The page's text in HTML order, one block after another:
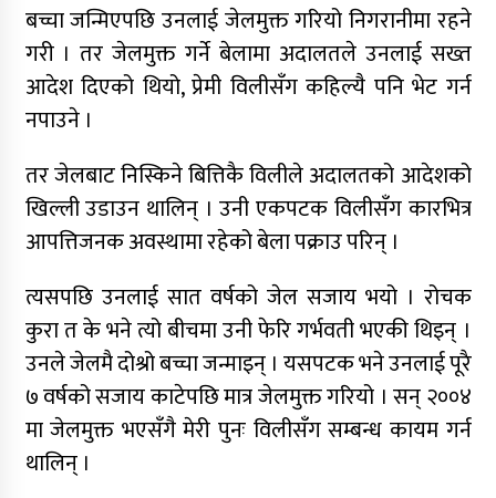
बच्चा जन्मिएपछि उनलाई जेलमुक्त गरियो निगरानीमा रहने
गरी । तर जेलमुक्त गर्ने बेलामा अदालतले उनलाई सख्त
आदेश दिएको थियो, प्रेमी विलीसँग कहिल्यै पनि भेट गर्न
नपाउने ।
तर जेलबाट निस्किने बित्तिकै विलीले अदालतको आदेशको
खिल्ली उडाउन थालिन् । उनी एकपटक विलीसँग कारभित्र
आपत्तिजनक अवस्थामा रहेको बेला पक्राउ परिन् ।
त्यसपछि उनलाई सात वर्षको जेल सजाय भयो । रोचक
कुरा त के भने त्यो बीचमा उनी फेरि गर्भवती भएकी थिइन् ।
उनले जेलमै दोश्रो बच्चा जन्माइन् । यसपटक भने उनलाई पूरै
७ वर्षको सजाय काटेपछि मात्र जेलमुक्त गरियो । सन् २००४
मा जेलमुक्त भएसँगै मेरी पुनः विलीसँग सम्बन्ध कायम गर्न
थालिन् ।